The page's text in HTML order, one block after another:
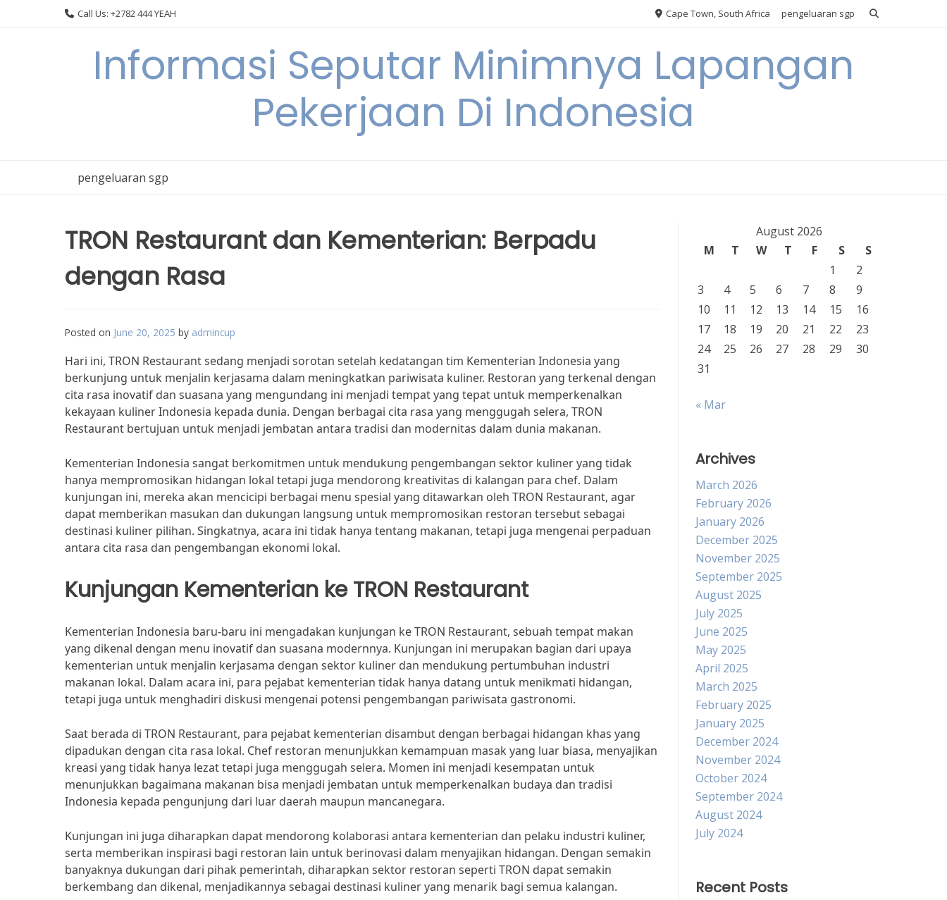
Call Us: +2782 444 YEAH Cape Town, South Africa pengeluaran sgp
Informasi Seputar Minimnya Lapangan
Pekerjaan Di Indonesia
pengeluaran sgp
TRON Restaurant dan Kementerian: Berpadu
dengan Rasa
Posted on June 20, 2025 by admincup
Hari ini, TRON Restaurant sedang menjadi sorotan setelah kedatangan tim Kementerian Indonesia yang
berkunjung untuk menjalin kerjasama dalam meningkatkan pariwisata kuliner. Restoran yang terkenal dengan
cita rasa inovatif dan suasana yang mengundang ini menjadi tempat yang tepat untuk memperkenalkan
kekayaan kuliner Indonesia kepada dunia. Dengan berbagai cita rasa yang menggugah selera, TRON
Restaurant bertujuan untuk menjadi jembatan antara tradisi dan modernitas dalam dunia makanan.
Kementerian Indonesia sangat berkomitmen untuk mendukung pengembangan sektor kuliner yang tidak
hanya mempromosikan hidangan lokal tetapi juga mendorong kreativitas di kalangan para chef. Dalam
kunjungan ini, mereka akan mencicipi berbagai menu spesial yang ditawarkan oleh TRON Restaurant, agar
dapat memberikan masukan dan dukungan langsung untuk mempromosikan restoran tersebut sebagai
destinasi kuliner pilihan. Singkatnya, acara ini tidak hanya tentang makanan, tetapi juga mengenai perpaduan
antara cita rasa dan pengembangan ekonomi lokal.
Kunjungan Kementerian ke TRON Restaurant
Kementerian Indonesia baru-baru ini mengadakan kunjungan ke TRON Restaurant, sebuah tempat makan
yang dikenal dengan menu inovatif dan suasana modernnya. Kunjungan ini merupakan bagian dari upaya
kementerian untuk menjalin kerjasama dengan sektor kuliner dan mendukung pertumbuhan industri
makanan lokal. Dalam acara ini, para pejabat kementerian tidak hanya datang untuk menikmati hidangan,
tetapi juga untuk menghadiri diskusi mengenai potensi pengembangan pariwisata gastronomi.
Saat berada di TRON Restaurant, para pejabat kementerian disambut dengan berbagai hidangan khas yang
dipadukan dengan cita rasa lokal. Chef restoran menunjukkan kemampuan masak yang luar biasa, menyajikan
kreasi yang tidak hanya lezat tetapi juga menggugah selera. Momen ini menjadi kesempatan untuk
menunjukkan bagaimana makanan bisa menjadi jembatan untuk memperkenalkan budaya dan tradisi
Indonesia kepada pengunjung dari luar daerah maupun mancanegara.
Kunjungan ini juga diharapkan dapat mendorong kolaborasi antara kementerian dan pelaku industri kuliner,
serta memberikan inspirasi bagi restoran lain untuk berinovasi dalam menyajikan hidangan. Dengan semakin
banyaknya dukungan dari pihak pemerintah, diharapkan sektor restoran seperti TRON dapat semakin
berkembang dan dikenal, menjadikannya sebagai destinasi kuliner yang menarik bagi semua kalangan.
August 2026
M
T W T F S
S
1
2
3
4 5 6 7 8
9
10
11 12 13 14 15
16
17
18 19 20 21 22
23
24
25 26 27 28 29
30
31
« Mar
Archives
March 2026
February 2026
January 2026
December 2025
November 2025
September 2025
August 2025
July 2025
June 2025
May 2025
April 2025
March 2025
February 2025
January 2025
December 2024
November 2024
October 2024
September 2024
August 2024
July 2024
Recent Posts